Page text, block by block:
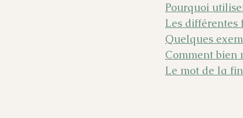
Pourquoi
Les différentes
Quelques
Comment bien
Le mot de la fin